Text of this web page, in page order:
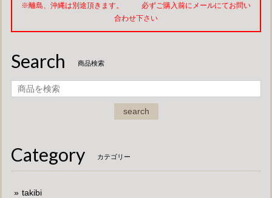
※離島、沖縄は別途頂きます。 必ずご購入前にメールにてお問い
合わせ下さい
Search 商品検索
search
Category カテゴリー
takibi